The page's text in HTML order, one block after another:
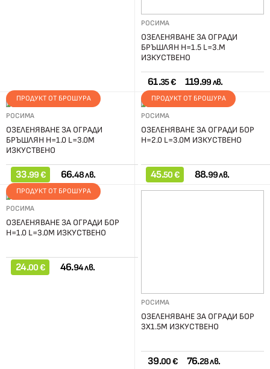
РОСИМА
ОЗЕЛЕНЯВАНЕ ЗА ОГРАДИ
БРЪШЛЯН H=1.5 L=3.М
ИЗКУСТВЕНО
61.35 € 119.99 лв.
ПРОДУКТ ОТ БРОШУРА
РОСИМА
ОЗЕЛЕНЯВАНЕ ЗА ОГРАДИ
БРЪШЛЯН H=1.0 L=3.0М
ИЗКУСТВЕНО
33.99 € 66.48 лв.
ПРОДУКТ ОТ БРОШУРА
РОСИМА
ОЗЕЛЕНЯВАНЕ ЗА ОГРАДИ БОР
H=2.0 L=3.0М ИЗКУСТВЕНО
45.50 € 88.99 лв.
ПРОДУКТ ОТ БРОШУРА
РОСИМА
ОЗЕЛЕНЯВАНЕ ЗА ОГРАДИ БОР
H=1.0 L=3.0М ИЗКУСТВЕНО
24.00 € 46.94 лв.
РОСИМА
ОЗЕЛЕНЯВАНЕ ЗА ОГРАДИ БОР
3X1.5М ИЗКУСТВЕНО
39.00 € 76.28 лв.